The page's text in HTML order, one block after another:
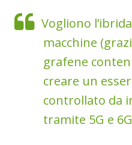
Vogliono
macchine
grafene
creare un
controllato da
tramite 5G e